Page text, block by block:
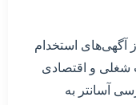
آگهی‌های استخدام
شغلی و اقتصادی
آسانتر به